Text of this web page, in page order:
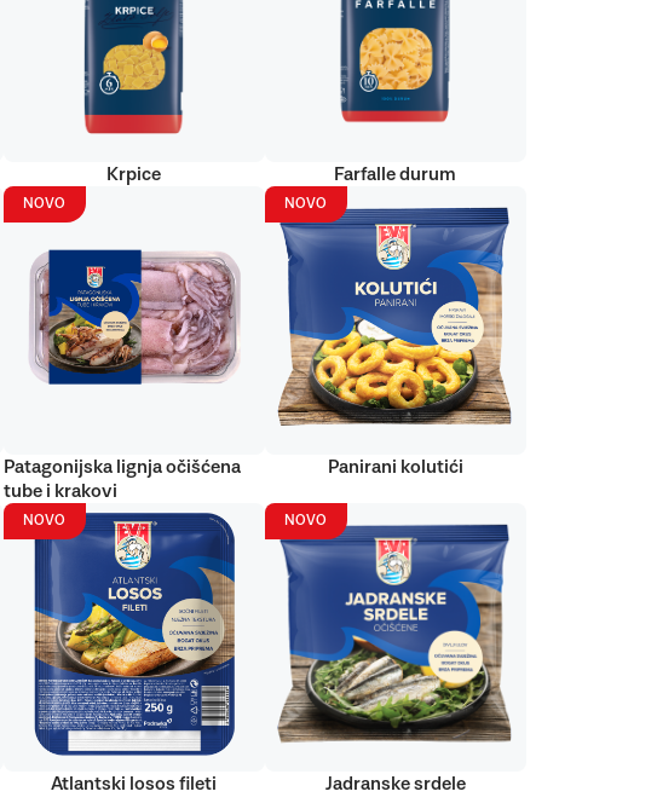
Krpice Farfalle durum
NOVO
Patagonijska lignja očišćena
tube i krakovi
NOVO
Panirani kolutići
NOVO
Atlantski losos fileti
NOVO
Jadranske srdele